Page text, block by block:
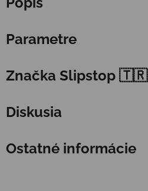
Parametre
Značka Slipstop 🇹🇷
Diskusia
Ostatné informácie